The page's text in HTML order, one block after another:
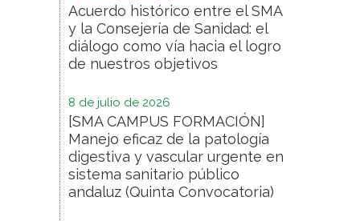
Acuerdo histórico entre el SMA
y la Consejería de Sanidad: el
diálogo como vía hacia el logro
de nuestros objetivos
8 de julio de 2026
[SMA CAMPUS FORMACIÓN]
Manejo eficaz de la patología
digestiva y vascular urgente en
sistema sanitario público
andaluz (Quinta Convocatoria)